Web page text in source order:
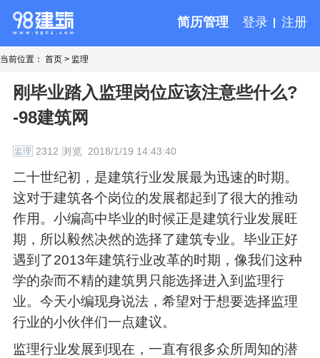
简历管理 登录 注册
当前位置： 首页 > 监理
刚毕业踏入监理岗位应该注意些什么?
-98建筑网
监理 2312 浏览 2018/1/19 14:43:40
二十世纪初，是建筑行业发展最为迅速的时期。
这对于建筑各个岗位的发展都起到了很大的推动
作用。小编高中毕业的时候正是建筑行业发展旺
期，所以毅然决然的选择了建筑专业。毕业正好
遇到了2013年建筑行业改革的时期，像我们这种
学的杂而不精的建筑男只能选择进入到监理行
业。今天小编现身说法，希望对于想要选择监理
行业的小伙伴们一点建议。
监理行业发展到现在，一直有很多众所周知的潜